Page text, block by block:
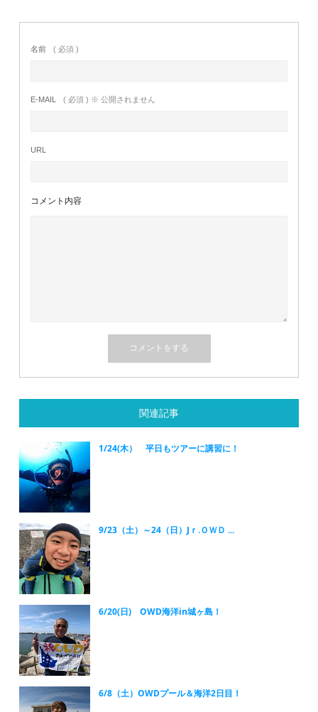
名前 ( 必須 )
E-MAIL ( 必須 ) ※ 公開されません
URL
コメント内容
関連記事
1/24(木） 平日もツアーに講習に！
9/23（土）～24（日）Jｒ.ＯＷＤ ...
6/20(日) OWD海洋in城ヶ島！
6/8（土）OWDプール＆海洋2日目！